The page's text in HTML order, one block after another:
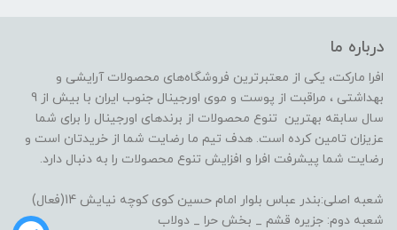
درباره ما
افرا مارکت، یکی از معتبرترین فروشگاه‌های محصولات آرایشی و
بهداشتی ، مراقبت از پوست و موی اورجینال جنوب ایران با بیش از 9
سال سابقه بهترین تنوع محصولات از برندهای اورجینال را برای شما
عزیزان تامین کرده است. هدف تیم ما رضایت شما از خریدتان است و
رضایت شما پیشرفت افرا و افزایش تنوع محصولات را به دنبال دارد.
شعبه اصلی:بندر عباس بلوار امام حسین کوی کوچه نیایش 14(فعال)
شعبه دوم: جزیره قشم _ بخش حرا _ دولاب